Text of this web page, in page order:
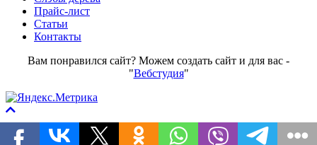
Прайс-лист
Статьи
Контакты
Вам понравился сайт? Можем создать сайт и для вас -
"Вебстудия"